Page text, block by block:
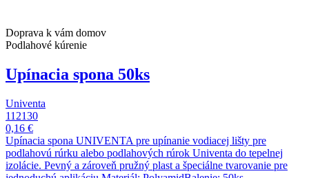
Doprava k vám domov
Podlahové kúrenie
Upínacia spona 50ks
Univenta
112130
0,16 €
Upínacia spona UNIVENTA pre upínanie vodiacej lišty pre
podlahovú rúrku alebo podlahových rúrok Univenta do tepelnej
izolácie. Pevný a zároveň pružný plast a špeciálne tvarovanie pre